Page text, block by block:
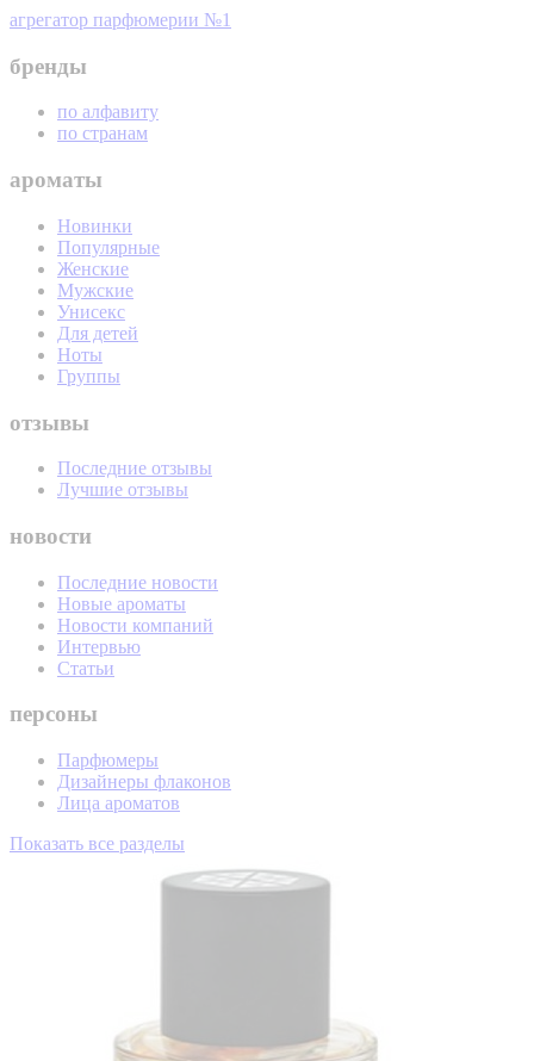
агрегатор парфюмерии №1
бренды
по алфавиту
по странам
ароматы
Новинки
Популярные
Женские
Мужские
Унисекс
Для детей
Ноты
Группы
отзывы
Последние отзывы
Лучшие отзывы
новости
Последние новости
Новые ароматы
Новости компаний
Интервью
Статьи
персоны
Парфюмеры
Дизайнеры флаконов
Лица ароматов
Показать все разделы